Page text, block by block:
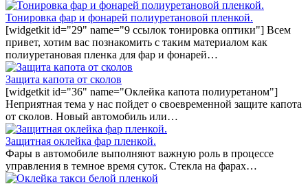
Тонировка фар и фонарей полиуретановой пленкой.
[widgetkit id="29" name="9 ссылок тонировка оптики"] Всем
привет, хотим вас познакомить с таким материалом как
полиуретановая пленка для фар и фонарей…
Защита капота от сколов
[widgetkit id="36" name="Оклейка капота полиуретаном"]
Неприятная тема у нас пойдет о своевременной защите капота
от сколов. Новый автомобиль или…
Защитная оклейка фар пленкой.
Фары в автомобиле выполняют важную роль в процессе
управления в темное время суток. Стекла на фарах…